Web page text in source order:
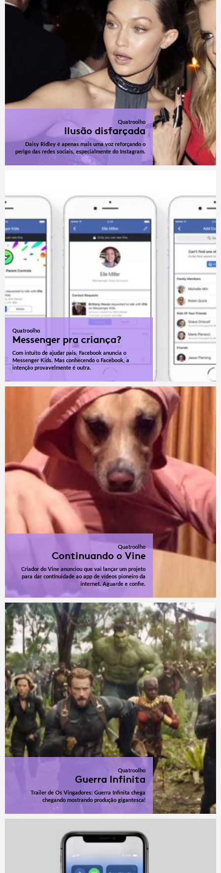
Quatroolho
Ilusão disfarçada
Daisy Ridley é apenas mais uma voz reforçando o
perigo das redes sociais, especialmente do Instagram.
Quatroolho
Messenger pra criança?
Com intuito de ajudar pais, Facebook anuncia o
Messenger Kids. Mas conhecendo o Facebook, a
intenção provavelmente é outra.
Quatroolho
Continuando o Vine
Criador do Vine anunciou que vai lançar um projeto
para dar continuidade ao app de vídeos pioneiro da
internet. Aguarde e confie.
Quatroolho
Guerra Infinita
Trailer de Os Vingadores: Guerra Infinita chega
chegando mostrando produção gigantesca!